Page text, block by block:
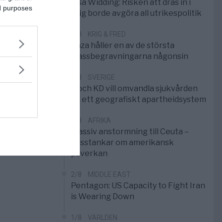
purposes
Elsa Widding: Risken att dras in i
krig borde avgöra all utrikespolitik
5/8 KRIG & FRED
Gaza håller en av de största
massbegravningarna någonsin
5/8 SVERIGE
S och KD vill omvandla sjukvården
till ett geografiskt apartheidsystem
3/8 AFRIKA
Massiv anstormning till Ceuta –
Misstankar om amerikansk
påverkan
2/8 MIDDLE EAST
Pentagon: US Capacity to Fight Iran
is Wearing Down
1/8 VÄRLDEN